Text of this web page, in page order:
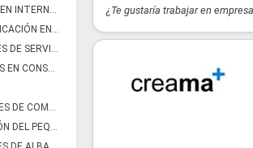
BÚSQUEDA DE EMPLEO EN INTERNET
HABILIDADES DE COMUNICACIÓN EN LA BÚSQUEDA DE EMPLEO
OPERACIONES AUXILIARES DE SERVICIOS ADMINISTRATIVOS Y GENERALES
ACTIVIDADES AUXILIARES EN CONSERVACIÓN Y MEJORA DE MONTES
ACTIVIDADES AUXILIARES DE COMERCIO
ACTIVIDADES DE GESTIÓN DEL PEQUEÑO COMERCIO
¿Te gustaría trabajar en